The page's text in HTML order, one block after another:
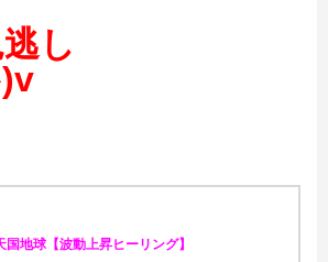
し
地球【波動上昇ヒーリング】